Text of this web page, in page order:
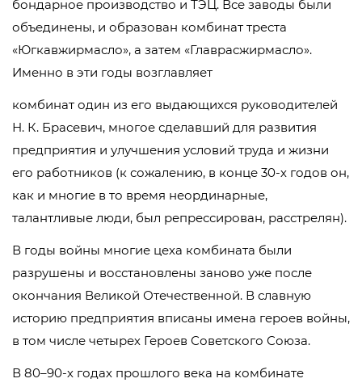
бондарное производство и ТЭЦ. Все заводы были
объединены, и образован комбинат треста
«Югкавжирмасло», а затем «Главрасжирмасло».
Именно в эти годы возглавляет
комбинат один из его выдающихся руководителей
Н. К. Брасевич, многое сделавший для развития
предприятия и улучшения условий труда и жизни
его работников (к сожалению, в конце 30-х годов он,
как и многие в то время неординарные,
талантливые люди, был репрессирован, расстрелян).
В годы войны многие цеха комбината были
разрушены и восстановлены заново уже после
окончания Великой Отечественной. В славную
историю предприятия вписаны имена героев войны,
в том числе четырех Героев Советского Союза.
В 80–90-х годах прошлого века на комбинате